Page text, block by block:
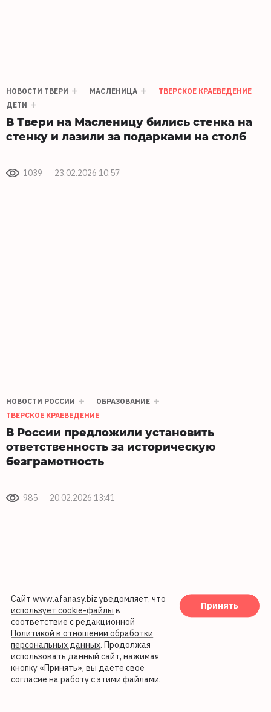
НОВОСТИ ТВЕРИ МАСЛЕНИЦА
ТВЕРСКОЕ КРАЕВЕДЕНИЕ
ДЕТИ
В Твери на Масленицу бились стенка на
стенку и лазили за подарками на столб
1039 23.02.2026 10:57
НОВОСТИ РОССИИ
ОБРАЗОВАНИЕ
ТВЕРСКОЕ КРАЕВЕДЕНИЕ
В России предложили установить
ответственность за историческую
безграмотность
985 20.02.2026 13:41
Сайт www.afanasy.biz уведомляет, что
использует cookie-файлы в
соответствие с редакционной
Политикой в отношении обработки
персональных данных. Продолжая
использовать данный сайт, нажимая
кнопку «Принять», вы даете свое
согласие на работу с этими файлами.
Принять